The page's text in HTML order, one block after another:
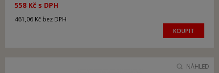
558 Kč s DPH
461,06 Kč bez DPH
KOUPIT
NÁHLED